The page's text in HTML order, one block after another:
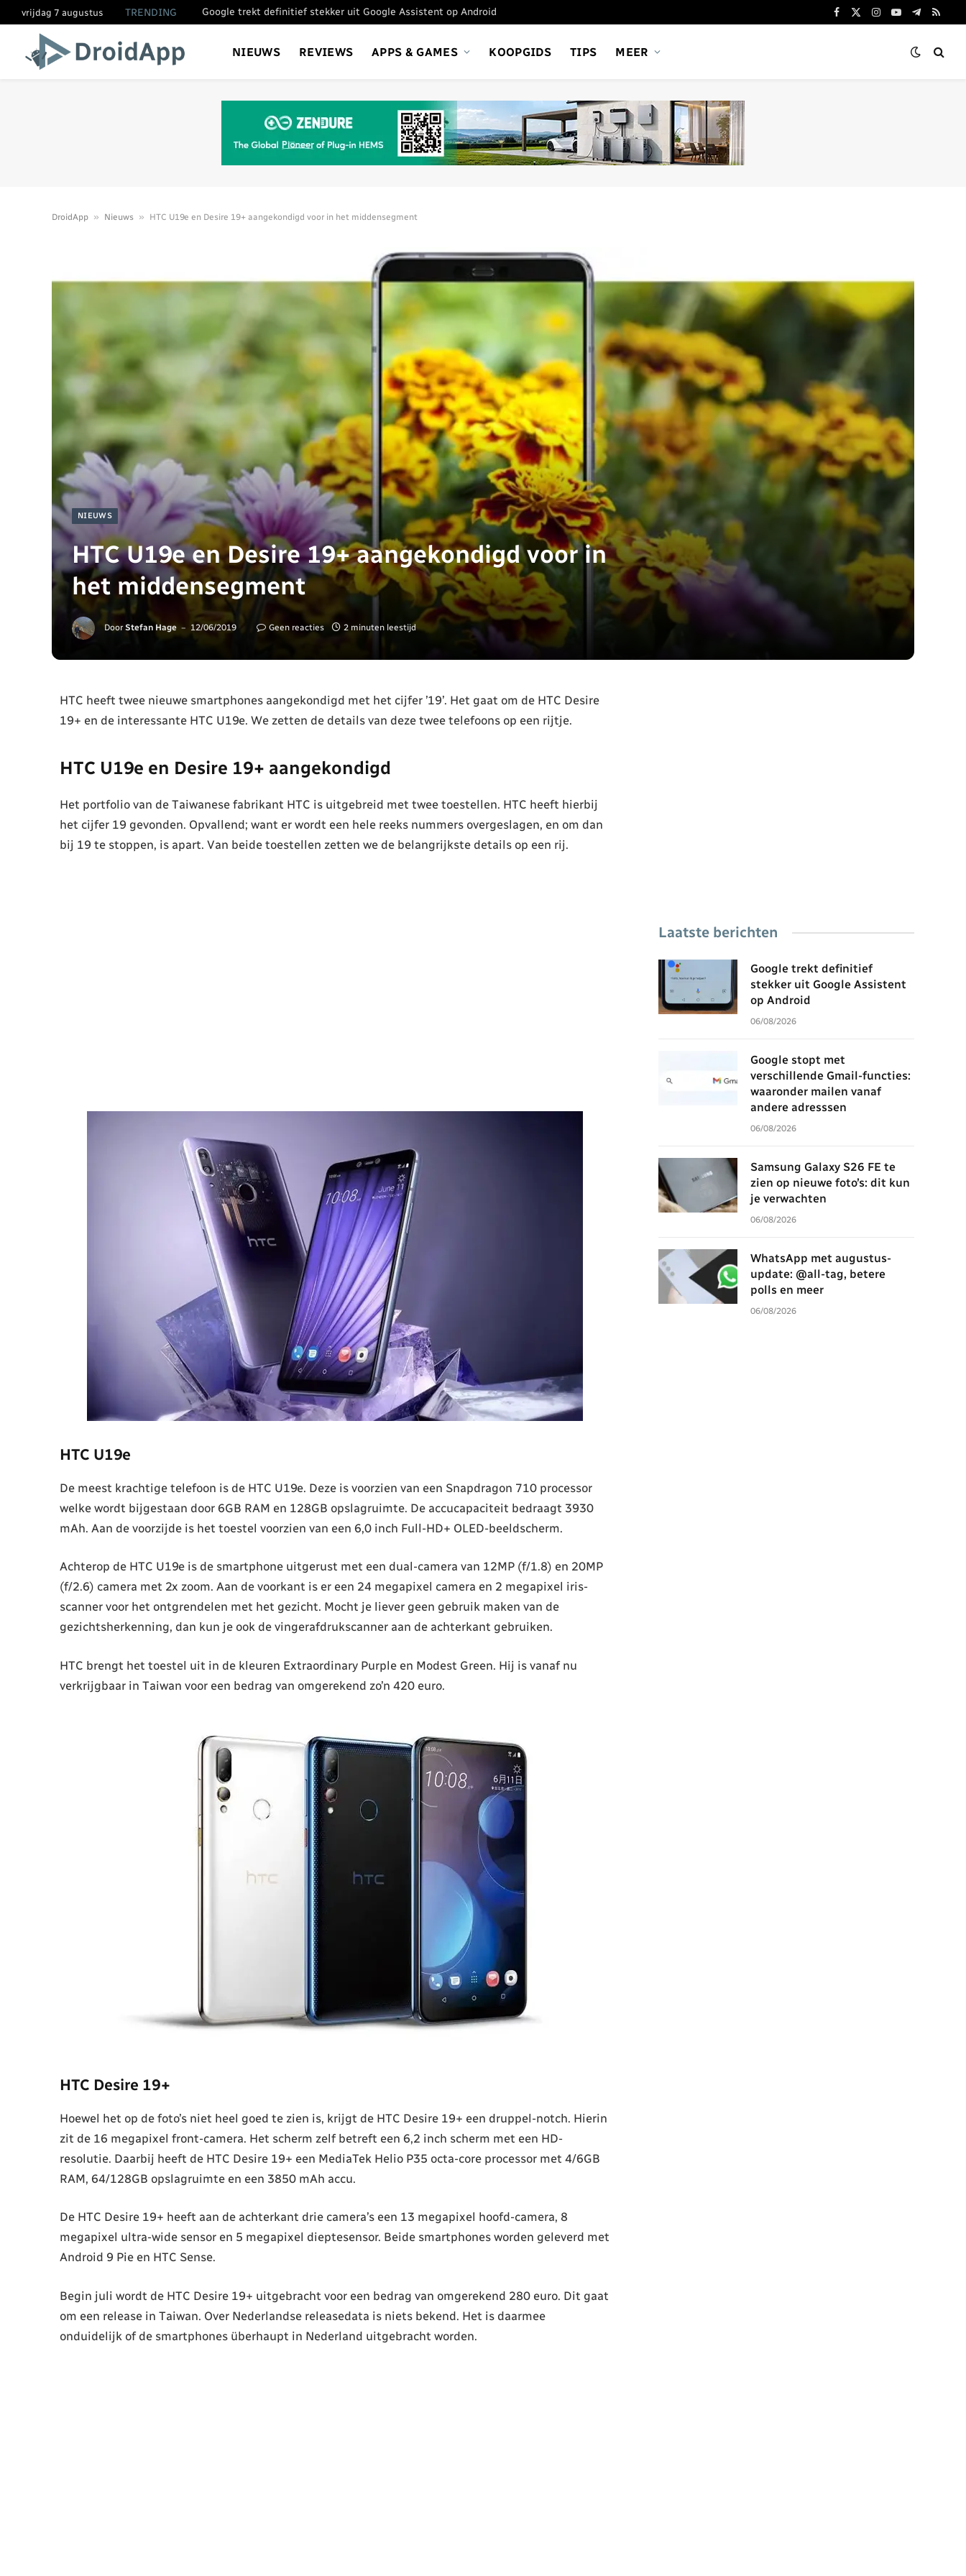
vrijdag 7 augustus TRENDING Google trekt definitief stekker uit Google Assistent op Android
Facebook
X
Instagram
YouTube
Telegram
RSS
NIEUWS REVIEWS APPS & GAMES KOOPGIDS TIPS MEER
DroidApp » Nieuws » HTC U19e en Desire 19+ aangekondigd voor in het middensegment
NIEUWS
HTC U19e en Desire 19+ aangekondigd voor in
het middensegment
Door Stefan Hage 12/06/2019 Geen reacties 2 minuten leestijd
HTC heeft twee nieuwe smartphones aangekondigd met het cijfer ’19’. Het gaat om de HTC Desire
19+ en de interessante HTC U19e. We zetten de details van deze twee telefoons op een rijtje.
HTC U19e en Desire 19+ aangekondigd
Het portfolio van de Taiwanese fabrikant HTC is uitgebreid met twee toestellen. HTC heeft hierbij
het cijfer 19 gevonden. Opvallend; want er wordt een hele reeks nummers overgeslagen, en om dan
bij 19 te stoppen, is apart. Van beide toestellen zetten we de belangrijkste details op een rij.
HTC U19e
De meest krachtige telefoon is de HTC U19e. Deze is voorzien van een Snapdragon 710 processor
welke wordt bijgestaan door 6GB RAM en 128GB opslagruimte. De accucapaciteit bedraagt 3930
mAh. Aan de voorzijde is het toestel voorzien van een 6,0 inch Full-HD+ OLED-beeldscherm.
Achterop de HTC U19e is de smartphone uitgerust met een dual-camera van 12MP (f/1.8) en 20MP
(f/2.6) camera met 2x zoom. Aan de voorkant is er een 24 megapixel camera en 2 megapixel iris-
scanner voor het ontgrendelen met het gezicht. Mocht je liever geen gebruik maken van de
gezichtsherkenning, dan kun je ook de vingerafdrukscanner aan de achterkant gebruiken.
HTC brengt het toestel uit in de kleuren Extraordinary Purple en Modest Green. Hij is vanaf nu
verkrijgbaar in Taiwan voor een bedrag van omgerekend zo’n 420 euro.
HTC Desire 19+
Hoewel het op de foto’s niet heel goed te zien is, krijgt de HTC Desire 19+ een druppel-notch. Hierin
zit de 16 megapixel front-camera. Het scherm zelf betreft een 6,2 inch scherm met een HD-
resolutie. Daarbij heeft de HTC Desire 19+ een MediaTek Helio P35 octa-core processor met 4/6GB
RAM, 64/128GB opslagruimte en een 3850 mAh accu.
De HTC Desire 19+ heeft aan de achterkant drie camera’s een 13 megapixel hoofd-camera, 8
megapixel ultra-wide sensor en 5 megapixel dieptesensor. Beide smartphones worden geleverd met
Android 9 Pie en HTC Sense.
Begin juli wordt de HTC Desire 19+ uitgebracht voor een bedrag van omgerekend 280 euro. Dit gaat
om een release in Taiwan. Over Nederlandse releasedata is niets bekend. Het is daarmee
onduidelijk of de smartphones überhaupt in Nederland uitgebracht worden.
Laatste berichten
Google trekt definitief
stekker uit Google Assistent
op Android
06/08/2026
Google stopt met
verschillende Gmail-functies:
waaronder mailen vanaf
andere adresssen
06/08/2026
Samsung Galaxy S26 FE te
zien op nieuwe foto’s: dit kun
je verwachten
06/08/2026
WhatsApp met augustus-
update: @all-tag, betere
polls en meer
06/08/2026